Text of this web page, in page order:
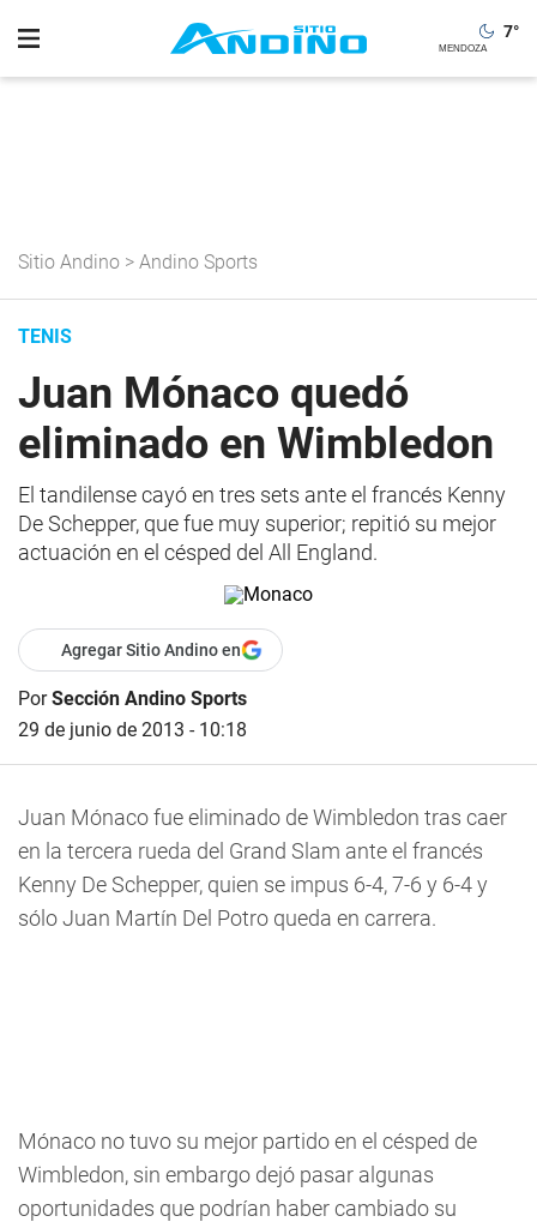
7°
Sitio Andino > Andino Sports
TENIS
Juan Mónaco quedó
eliminado en Wimbledon
El tandilense cayó en tres sets ante el francés Kenny
De Schepper, que fue muy superior; repitió su mejor
actuación en el césped del All England.
Agregar Sitio Andino en
PorSección Andino Sports
29 de junio de 2013 - 10:18
Juan Mónaco fue eliminado de Wimbledon tras caer
en la tercera rueda del Grand Slam ante el francés
Kenny De Schepper, quien se impus 6-4, 7-6 y 6-4 y
sólo Juan Martín Del Potro queda en carrera.
Mónaco no tuvo su mejor partido en el césped de
Wimbledon, sin embargo dejó pasar algunas
oportunidades que podrían haber cambiado su